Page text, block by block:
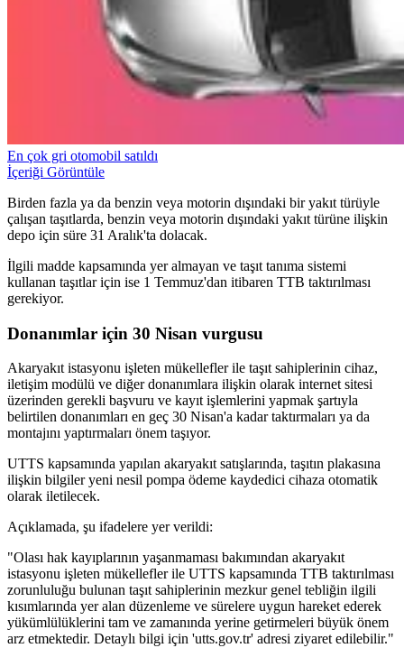
En çok gri otomobil satıldı
İçeriği Görüntüle
Birden fazla ya da benzin veya motorin dışındaki bir yakıt türüyle
çalışan taşıtlarda, benzin veya motorin dışındaki yakıt türüne ilişkin
depo için süre 31 Aralık'ta dolacak.
İlgili madde kapsamında yer almayan ve taşıt tanıma sistemi
kullanan taşıtlar için ise 1 Temmuz'dan itibaren TTB taktırılması
gerekiyor.
Donanımlar için 30 Nisan vurgusu
Akaryakıt istasyonu işleten mükellefler ile taşıt sahiplerinin cihaz,
iletişim modülü ve diğer donanımlara ilişkin olarak internet sitesi
üzerinden gerekli başvuru ve kayıt işlemlerini yapmak şartıyla
belirtilen donanımları en geç 30 Nisan'a kadar taktırmaları ya da
montajını yaptırmaları önem taşıyor.
UTTS kapsamında yapılan akaryakıt satışlarında, taşıtın plakasına
ilişkin bilgiler yeni nesil pompa ödeme kaydedici cihaza otomatik
olarak iletilecek.
Açıklamada, şu ifadelere yer verildi:
"Olası hak kayıplarının yaşanmaması bakımından akaryakıt
istasyonu işleten mükellefler ile UTTS kapsamında TTB taktırılması
zorunluluğu bulunan taşıt sahiplerinin mezkur genel tebliğin ilgili
kısımlarında yer alan düzenleme ve sürelere uygun hareket ederek
yükümlülüklerini tam ve zamanında yerine getirmeleri büyük önem
arz etmektedir. Detaylı bilgi için 'utts.gov.tr' adresi ziyaret edilebilir."